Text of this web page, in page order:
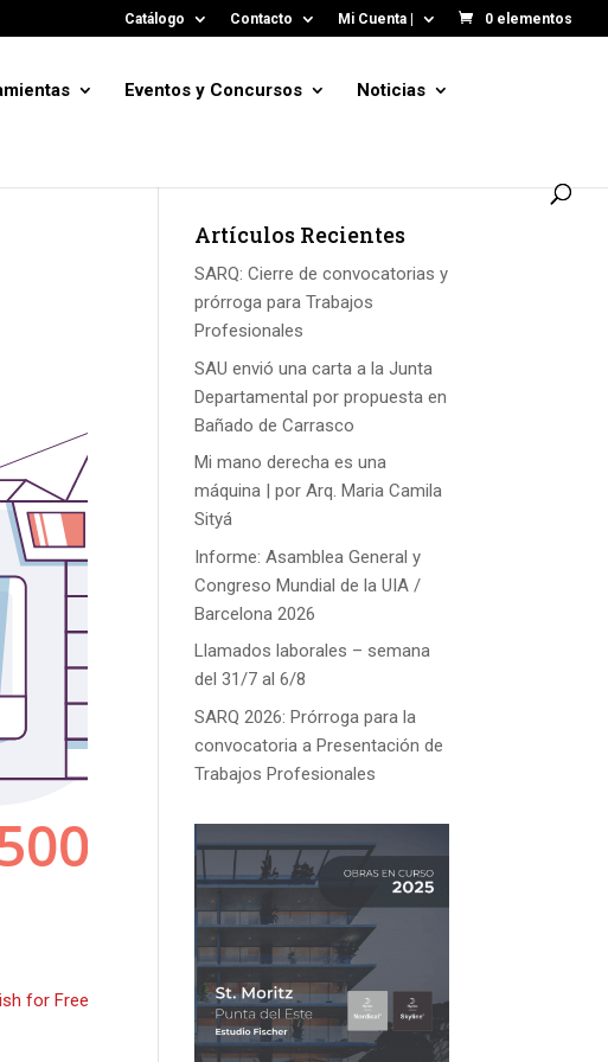
Catálogo Contacto Mi Cuenta | 0 elementos
Eventos y Concursos Noticias
for Free
Artículos Recientes
SARQ: Cierre de convocatorias y
prórroga para Trabajos
Profesionales
SAU envió una carta a la Junta
Departamental por propuesta en
Bañado de Carrasco
Mi mano derecha es una
máquina | por Arq. Maria Camila
Sityá
Informe: Asamblea General y
Congreso Mundial de la UIA /
Barcelona 2026
Llamados laborales – semana
del 31/7 al 6/8
SARQ 2026: Prórroga para la
convocatoria a Presentación de
Trabajos Profesionales